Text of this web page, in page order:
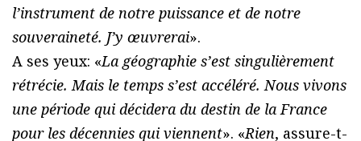
l’instrument de notre puissance et de notre
souveraineté. J’y œuvrerai».
A ses yeux: «La géographie s’est singulièrement
rétrécie. Mais le temps s’est accéléré. Nous vivons
une période qui décidera du destin de la France
pour les décennies qui viennent». «Rien, assure-t-